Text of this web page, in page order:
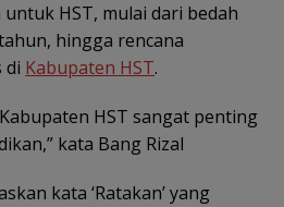
HST, mulai dari bedah
hingga rencana
di Kabupaten HST.
HST sangat penting
kata Bang Rizal
kata ‘Ratakan’ yang